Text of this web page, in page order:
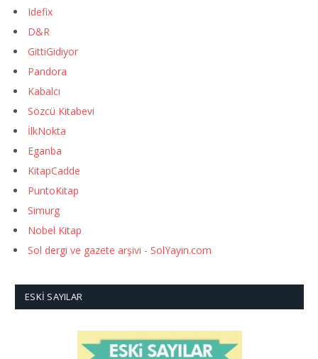
Idefix
D&R
GittiGidiyor
Pandora
Kabalcı
Sözcü Kitabevi
İlkNokta
Eganba
KitapCadde
PuntoKitap
Simurg
Nobel Kitap
Sol dergi ve gazete arşivi - SolYayin.com
ESKI SAYILAR